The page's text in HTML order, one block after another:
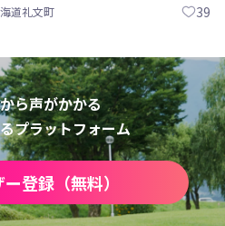
道礼文町 39
ら声がかかる
プラットフォーム
登録（無料）